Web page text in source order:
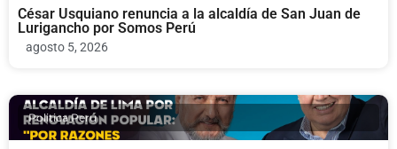
César Usquiano renuncia a la alcaldía de San Juan de
Lurigancho por Somos Perú
agosto 5, 2026
Politica Peru